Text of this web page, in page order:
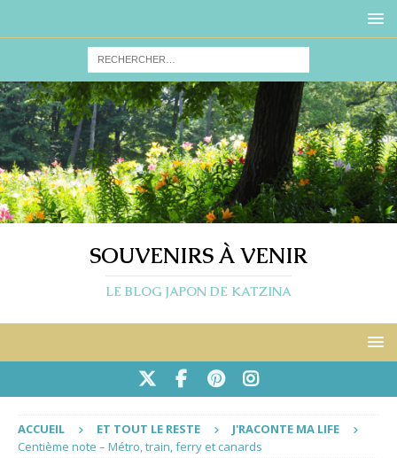
SOUVENIRS À VENIR
LE BLOG JAPON DE KATZINA
ACCUEIL ET TOUT LE RESTE
J'RACONTE MA LIFE
Centième note – Métro, train, ferry et canards